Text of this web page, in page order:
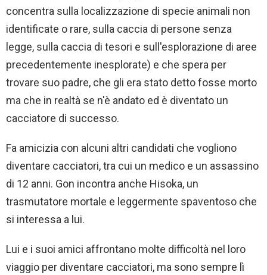
concentra sulla localizzazione di specie animali non
identificate o rare, sulla caccia di persone senza
legge, sulla caccia di tesori e sull'esplorazione di aree
precedentemente inesplorate) e che spera per
trovare suo padre, che gli era stato detto fosse morto
ma che in realtà se n'è andato ed è diventato un
cacciatore di successo.
Fa amicizia con alcuni altri candidati che vogliono
diventare cacciatori, tra cui un medico e un assassino
di 12 anni. Gon incontra anche Hisoka, un
trasmutatore mortale e leggermente spaventoso che
si interessa a lui.
Lui e i suoi amici affrontano molte difficoltà nel loro
viaggio per diventare cacciatori, ma sono sempre lì